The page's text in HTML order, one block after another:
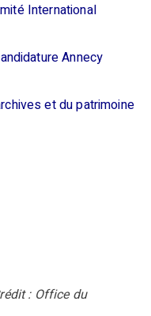
International
Annecy
et du patrimoine
: Office du